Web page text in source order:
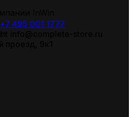
+7 495 001 1777